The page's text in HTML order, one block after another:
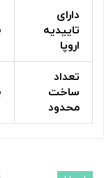
دارای
تاییدیه
اروپا
تعداد
ساخت
محدود